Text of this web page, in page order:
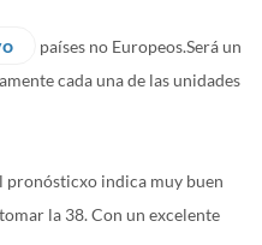
países no Europeos.Será un
cada una de las unidades
pronósticxo indica muy buen
la 38. Con un excelente